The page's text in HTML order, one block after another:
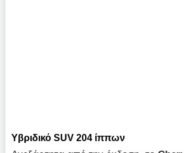
Υβριδικό SUV 204 ίππων